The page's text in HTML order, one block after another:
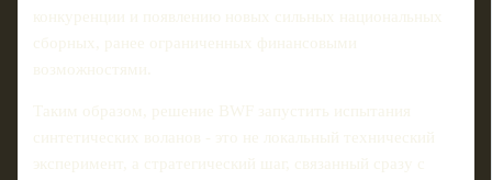
конкуренции и появлению новых сильных национальных
сборных, ранее ограниченных финансовыми
возможностями.
Таким образом, решение BWF запустить испытания
синтетических воланов - это не локальный технический
эксперимент, а стратегический шаг, связанный сразу с